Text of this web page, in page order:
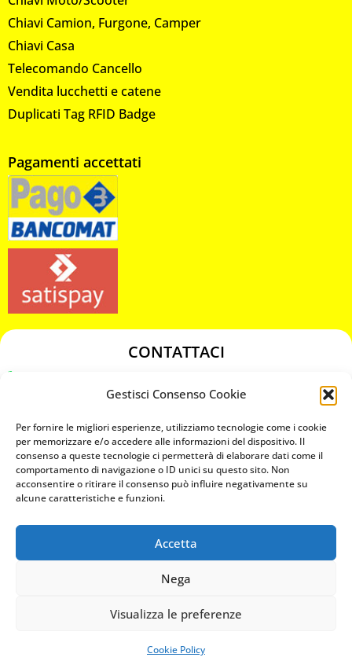
Gestisci Consenso Cookie
Per fornire le migliori esperienze, utilizziamo tecnologie come i cookie
per memorizzare e/o accedere alle informazioni del dispositivo. Il
consenso a queste tecnologie ci permetterà di elaborare dati come il
comportamento di navigazione o ID unici su questo sito. Non
acconsentire o ritirare il consenso può influire negativamente su
alcune caratteristiche e funzioni.
Accetta
Nega
Visualizza le preferenze
Cookie Policy
Chiavi Camion, Furgone, Camper
Chiavi Casa
Telecomando Cancello
Vendita lucchetti e catene
Duplicati Tag RFID Badge
Pagamenti accettati
CONTATTACI
chiavicodificate@gmail.com
Privacy Policy
Cookie Policy
MAPS
CHIAMA ORA
PREVENTIVO IMMEDIATO